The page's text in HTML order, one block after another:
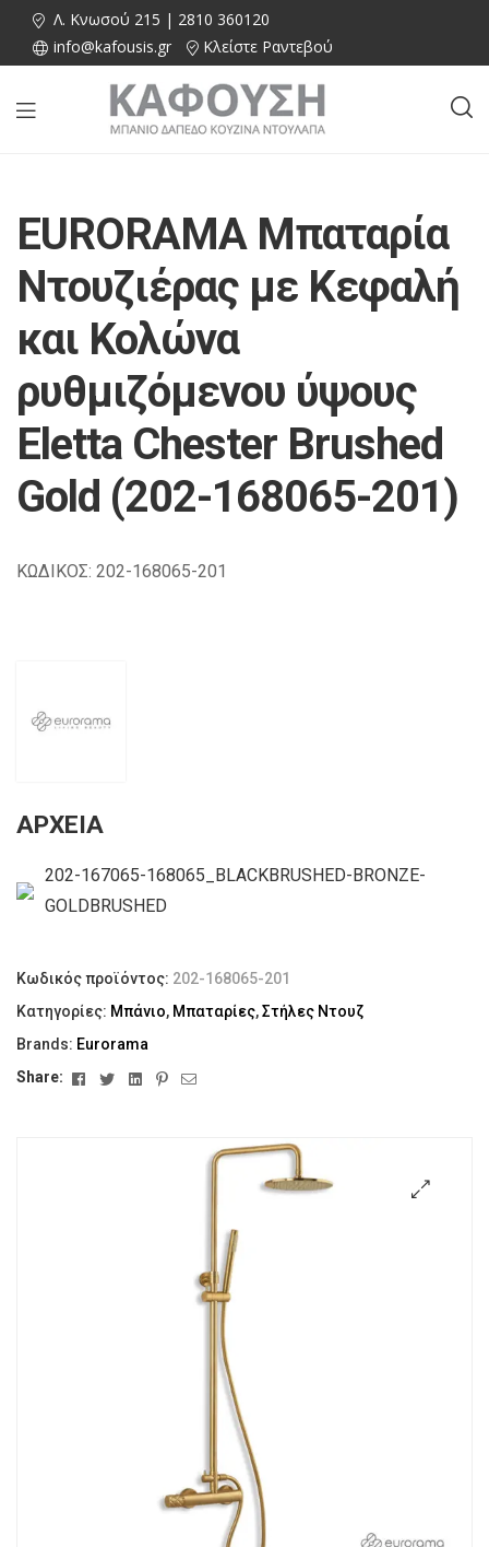
Λ. Κνωσού 215 | 2810 360120
info@kafousis.gr
Κλείστε Ραντεβού
EURORAMA Μπαταρία
Ντουζιέρας με Κεφαλή
και Κολώνα
ρυθμιζόμενου ύψους
Eletta Chester Brushed
Gold (202-168065-201)
ΚΩΔΙΚΟΣ: 202-168065-201
ΑΡΧΕΙΑ
202-167065-168065_BLACKBRUSHED-BRONZE-
GOLDBRUSHED
Κωδικός προϊόντος: 202-168065-201
Κατηγορίες: Μπάνιο, Μπαταρίες,Στήλες Ντουζ
Brands: Eurorama
Share:
FacebookTwitterLinkedinPinterest
Email